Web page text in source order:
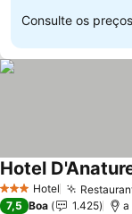
Consulte os
3 EstrelasHotel
Hotel
7,5 Boa 1.425 a